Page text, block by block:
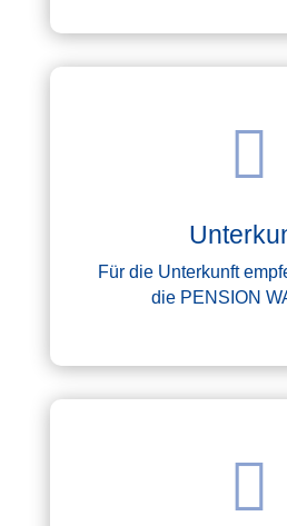

Für die Unterkunft
die PENSION
